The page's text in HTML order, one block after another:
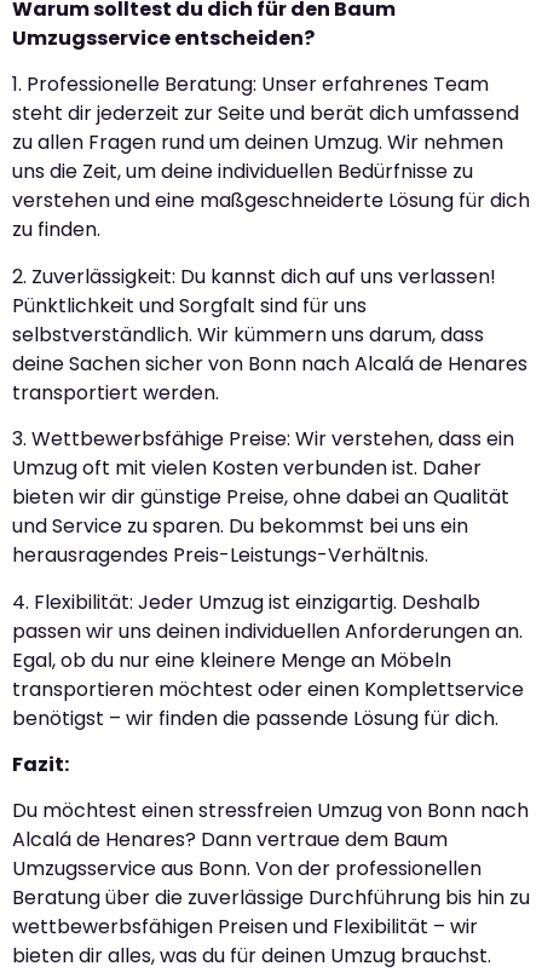
Warum solltest du dich für den Baum
Umzugsservice entscheiden?
1. Professionelle Beratung: Unser erfahrenes Team
steht dir jederzeit zur Seite und berät dich umfassend
zu allen Fragen rund um deinen Umzug. Wir nehmen
uns die Zeit, um deine individuellen Bedürfnisse zu
verstehen und eine maßgeschneiderte Lösung für dich
zu finden.
2. Zuverlässigkeit: Du kannst dich auf uns verlassen!
Pünktlichkeit und Sorgfalt sind für uns
selbstverständlich. Wir kümmern uns darum, dass
deine Sachen sicher von Bonn nach Alcalá de Henares
transportiert werden.
3. Wettbewerbsfähige Preise: Wir verstehen, dass ein
Umzug oft mit vielen Kosten verbunden ist. Daher
bieten wir dir günstige Preise, ohne dabei an Qualität
und Service zu sparen. Du bekommst bei uns ein
herausragendes Preis-Leistungs-Verhältnis.
4. Flexibilität: Jeder Umzug ist einzigartig. Deshalb
passen wir uns deinen individuellen Anforderungen an.
Egal, ob du nur eine kleinere Menge an Möbeln
transportieren möchtest oder einen Komplettservice
benötigst – wir finden die passende Lösung für dich.
Fazit:
Du möchtest einen stressfreien Umzug von Bonn nach
Alcalá de Henares? Dann vertraue dem Baum
Umzugsservice aus Bonn. Von der professionellen
Beratung über die zuverlässige Durchführung bis hin zu
wettbewerbsfähigen Preisen und Flexibilität – wir
bieten dir alles, was du für deinen Umzug brauchst.